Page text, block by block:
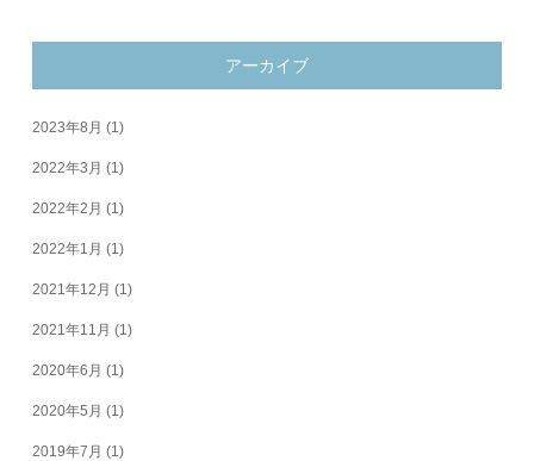
アーカイブ
2023年8月 (1)
2022年3月 (1)
2022年2月 (1)
2022年1月 (1)
2021年12月 (1)
2021年11月 (1)
2020年6月 (1)
2020年5月 (1)
2019年7月 (1)